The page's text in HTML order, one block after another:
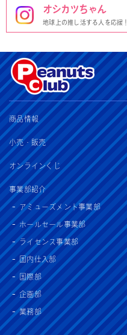
オシカツちゃん
地球上の推し活する人を応援！
商品情報
小売・販売
オンラインくじ
事業部紹介
アミューズメント事業部
ホールセール事業部
ライセンス事業部
国内仕入部
国際部
企画部
業務部